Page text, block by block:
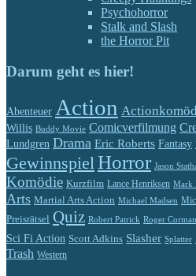
Psychohorror
Stalk and Slash
the Horror Pit
Darum geht es hier!
Abenteuer Action
Willis Buddy Movie Comicverfilmung
Lundgren Drama Eric Roberts Fantasy
GewinnspielHorror Jason
Komödie Kurzfilm Lance Henriksen Mark
Arts Martial Arts Action Michael Madsen
Preisrätsel Quiz Robert Patrick Roger Corman
Sci Fi Action Scott Adkins Slasher Splatter
Trash Western